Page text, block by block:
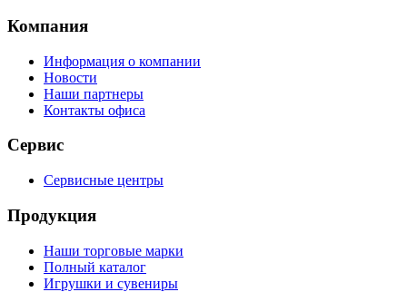
Компания
Информация о компании
Новости
Наши партнеры
Контакты офиса
Сервис
Сервисные центры
Продукция
Наши торговые марки
Полный каталог
Игрушки и сувениры